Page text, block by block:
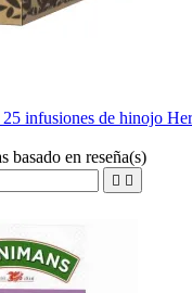
infusiones de hinojo
basado en reseña(s)
 